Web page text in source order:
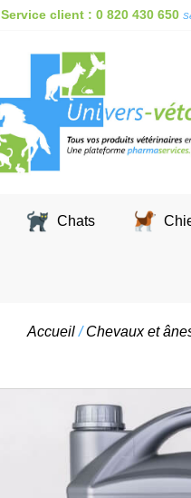
Service client : 0 820 430 650
Chats
Accueil/Chevaux et